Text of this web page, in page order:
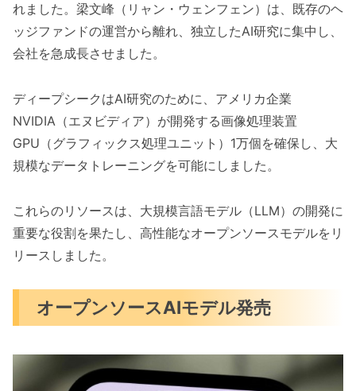
れました。梁文峰（リャン・ウェンフェン）は、既存のヘ
ッジファンドの運営から離れ、独立したAI研究に集中し、
会社を急成長させました。
ディープシークはAI研究のために、アメリカ企業
NVIDIA（エヌビディア）が開発する画像処理装置
GPU（グラフィックス処理ユニット）1万個を確保し、大
規模なデータトレーニングを可能にしました。
これらのリソースは、大規模言語モデル（LLM）の開発に
重要な役割を果たし、高性能なオープンソースモデルをリ
リースしました。
オープンソースAIモデル発売